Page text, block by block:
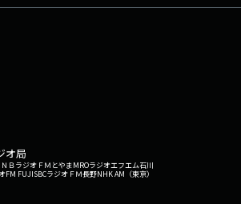
オ局
Ｂラジオ ＦＭとやまMROラジオエフエム石川
FM FUJISBCラジオ ＦＭ長野NHK AM（東京）